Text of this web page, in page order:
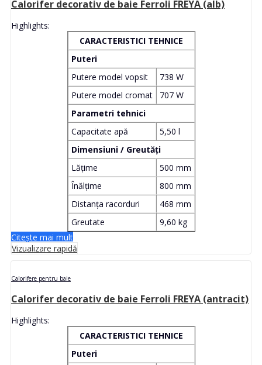
Calorifer decorativ de baie Ferroli FREYA (alb)
Highlights:
CARACTERISTICI TEHNICE
Puteri
Putere model vopsit
738 W
Putere model cromat
707 W
Parametri tehnici
Capacitate apă
5,50 l
Dimensiuni / Greutăți
Lățime
500 mm
Înălțime
800 mm
Distanța racorduri
468 mm
Greutate
9,60 kg
Citește mai mult
Vizualizare rapidă
Calorifere pentru baie
Calorifer decorativ de baie Ferroli FREYA (antracit)
Highlights:
CARACTERISTICI TEHNICE
Puteri